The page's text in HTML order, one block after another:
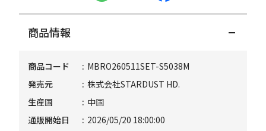
商品情報
商品コード
MBRO260511SET-S5038M
発売元
株式会社STARDUST HD.
生産国
中国
通販開始日
2026/05/20 18:00:00